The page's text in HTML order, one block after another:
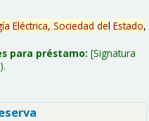
Eléctrica, Sociedad del Estado,
para préstamo: Signatura